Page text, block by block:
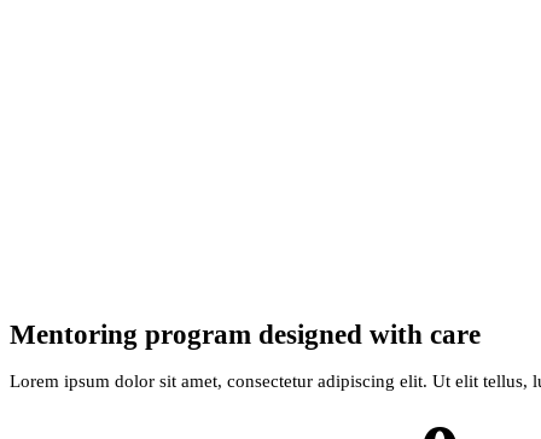
Mentoring program designed with care
Lorem ipsum dolor sit amet, consectetur adipiscing elit. Ut elit tellus,